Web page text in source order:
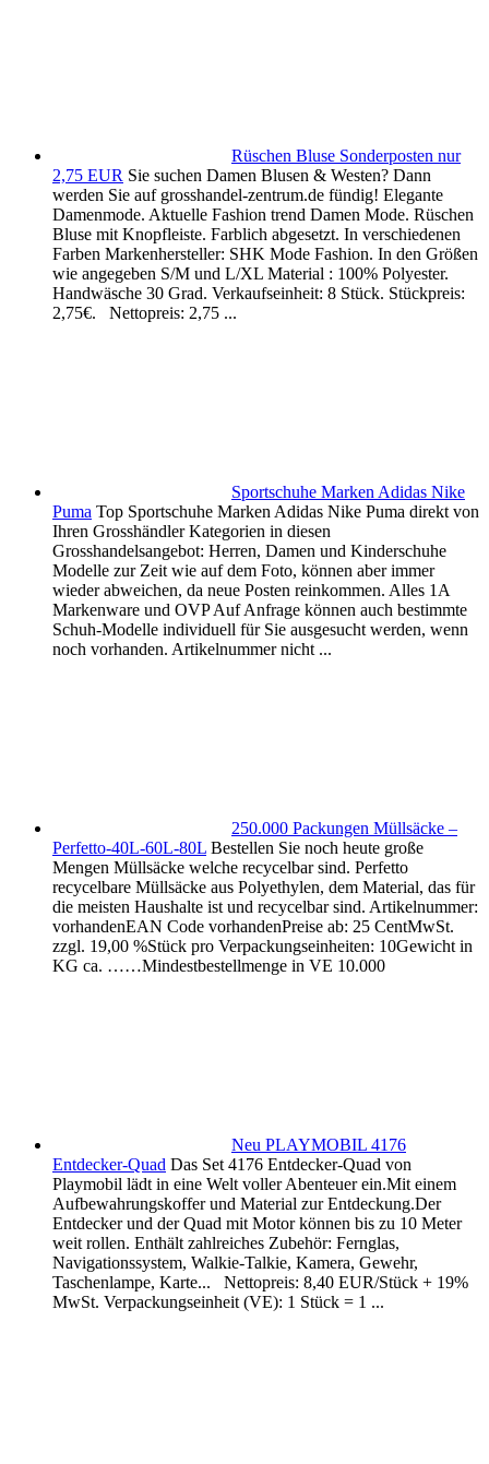
Rüschen Bluse Sonderposten nur
2,75 EUR Sie suchen Damen Blusen & Westen? Dann
werden Sie auf grosshandel-zentrum.de fündig! Elegante
Damenmode. Aktuelle Fashion trend Damen Mode. Rüschen
Bluse mit Knopfleiste. Farblich abgesetzt. In verschiedenen
Farben Markenhersteller: SHK Mode Fashion. In den Größen
wie angegeben S/M und L/XL Material : 100% Polyester.
Handwäsche 30 Grad. Verkaufseinheit: 8 Stück. Stückpreis:
2,75€. Nettopreis: 2,75 ...
Sportschuhe Marken Adidas Nike
Puma Top Sportschuhe Marken Adidas Nike Puma direkt von
Ihren Grosshändler Kategorien in diesen
Grosshandelsangebot: Herren, Damen und Kinderschuhe
Modelle zur Zeit wie auf dem Foto, können aber immer
wieder abweichen, da neue Posten reinkommen. Alles 1A
Markenware und OVP Auf Anfrage können auch bestimmte
Schuh-Modelle individuell für Sie ausgesucht werden, wenn
noch vorhanden. Artikelnummer nicht ...
250.000 Packungen Müllsäcke –
Perfetto-40L-60L-80L Bestellen Sie noch heute große
Mengen Müllsäcke welche recycelbar sind. Perfetto
recycelbare Müllsäcke aus Polyethylen, dem Material, das für
die meisten Haushalte ist und recycelbar sind. Artikelnummer:
vorhandenEAN Code vorhandenPreise ab: 25 CentMwSt.
zzgl. 19,00 %Stück pro Verpackungseinheiten: 10Gewicht in
KG ca. ……Mindestbestellmenge in VE 10.000
Neu PLAYMOBIL 4176
Entdecker-Quad Das Set 4176 Entdecker-Quad von
Playmobil lädt in eine Welt voller Abenteuer ein.Mit einem
Aufbewahrungskoffer und Material zur Entdeckung.Der
Entdecker und der Quad mit Motor können bis zu 10 Meter
weit rollen. Enthält zahlreiches Zubehör: Fernglas,
Navigationssystem, Walkie-Talkie, Kamera, Gewehr,
Taschenlampe, Karte... Nettopreis: 8,40 EUR/Stück + 19%
MwSt. Verpackungseinheit (VE): 1 Stück = 1 ...